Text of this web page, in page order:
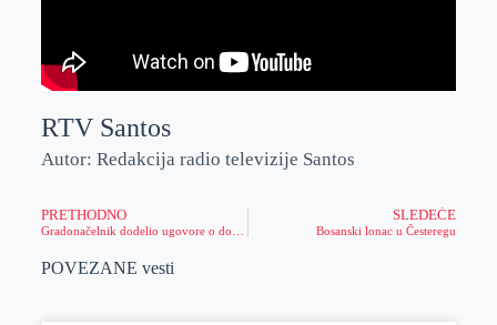
RTV Santos
Autor: Redakcija radio televizije Santos
PRETHODNO SLEDEĆE
Bosanski lonac u Česteregu
POVEZANE vesti